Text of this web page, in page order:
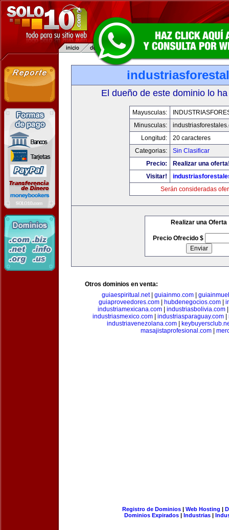
El dueño de este dominio lo
Mayusculas:
Minusculas:
Longitud:
20 caracteres
Categorias:
Sin Clasificar
Precio:
Realizar una
Visitar!
Serán consideradas
Realizar una Oferta
Precio Ofrecido $
Otros dominios en venta:
guiaespiritual.net| guiainmo.com
guiaproveedores.com
hubdenegocios.com
industriamexicana.com| industriasbolivia.com
industriasmexico.com
industriasparaguay.com
industriavenezolana.com
masajistaprofesional.com|
Registro de Dominios| Web Hosting |
Dominios Expirados | Industrias |